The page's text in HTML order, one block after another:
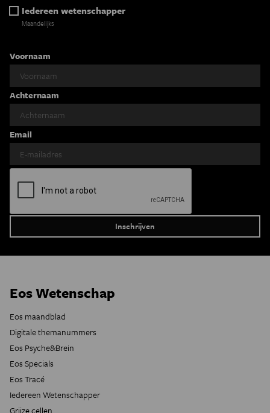
Iedereen wetenschapper
Maandelijks
Voornaam
Achternaam
Email
Eos Wetenschap
Eos maandblad
Digitale themanummers
Eos Psyche&Brein
Eos Specials
Eos Tracé
Iedereen Wetenschapper
Grijze cellen